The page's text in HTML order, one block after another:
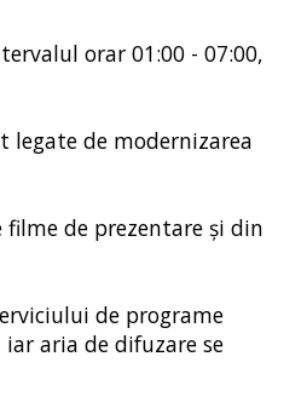
orar 01:00 - 07:00,
legate de modernizarea
de prezentare și din
de programe
aria de difuzare se